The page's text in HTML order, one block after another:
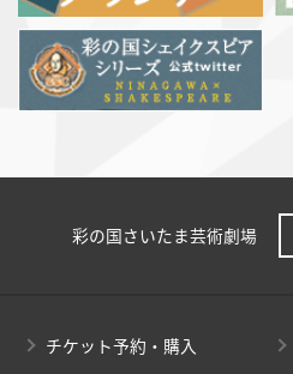
彩の国さいたま芸術劇場
チケット予約・購入